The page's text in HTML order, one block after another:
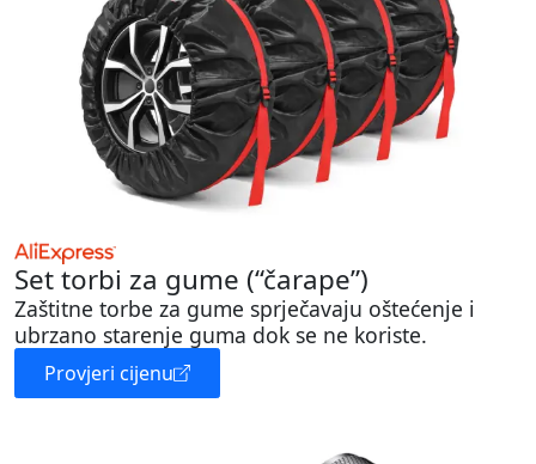
Set torbi za gume (“čarape”)
Zaštitne torbe za gume sprječavaju oštećenje i
ubrzano starenje guma dok se ne koriste.
Provjeri cijenu